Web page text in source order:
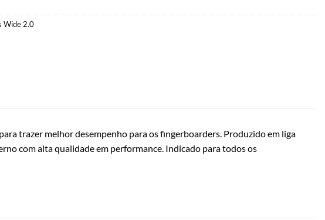
Wide 2.0
trazer melhor desempenho para os fingerboarders. Produzido em liga
com alta qualidade em performance. Indicado para todos os